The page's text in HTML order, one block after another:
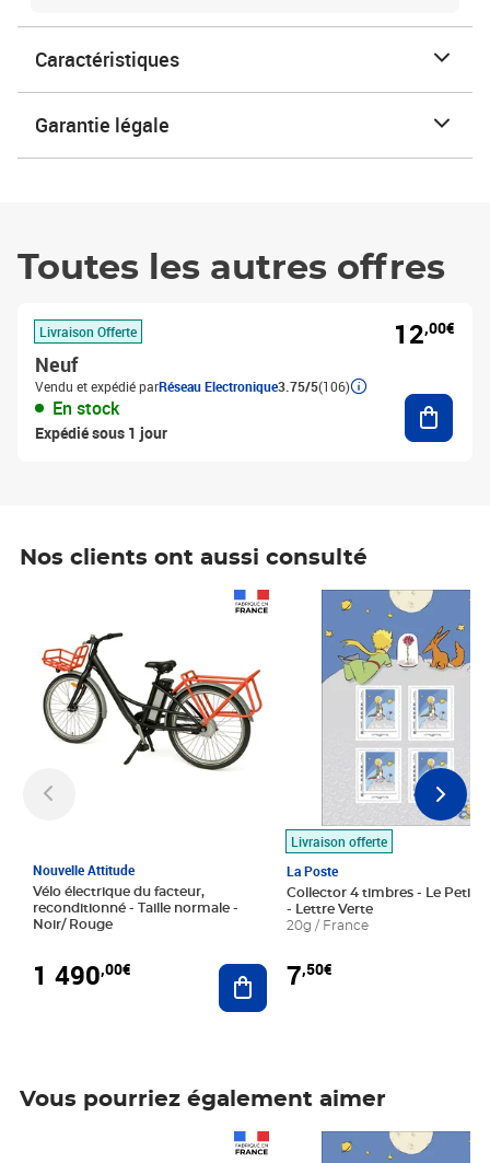
Caractéristiques
Garantie légale
Toutes les autres offres
Livraison Offerte
Neuf
Vendu et expédié parRéseau Electronique3.75/5(106)
En stock
Expédié sous 1 jour
12,00€
Nos clients ont aussi consulté
Nouvelle Attitude
Vélo électrique du facteur,
reconditionné - Taille normale -
Noir/ Rouge
1 490,00€ Ajouter au panier
Livraison offerte
La Poste
Collector 4 timbres - Le Petit
- Lettre Verte
20g / France
7,50€
Prix 7,50€
Vous pourriez également aimer
Prix 7,50€